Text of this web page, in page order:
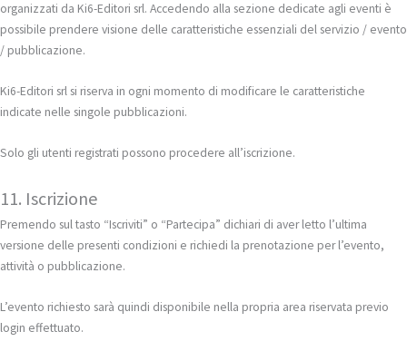
organizzati da Ki6-Editori srl. Accedendo alla sezione dedicate agli eventi è
possibile prendere visione delle caratteristiche essenziali del servizio / evento
/ pubblicazione.
Ki6-Editori srl si riserva in ogni momento di modificare le caratteristiche
indicate nelle singole pubblicazioni.
Solo gli utenti registrati possono procedere all’iscrizione.
11. Iscrizione
Premendo sul tasto “Iscriviti” o “Partecipa” dichiari di aver letto l’ultima
versione delle presenti condizioni e richiedi la prenotazione per l’evento,
attività o pubblicazione.
L’evento richiesto sarà quindi disponibile nella propria area riservata previo
login effettuato.